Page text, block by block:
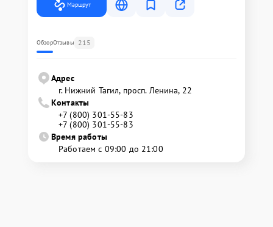
Маршрут
ОбзорОтзывы 215
Адрес
г. Нижний Тагил, просп. Ленина, 22
Контакты
+7 (800) 301-55-83
+7 (800) 301-55-83
Время работы
Работаем с 09:00 до 21:00